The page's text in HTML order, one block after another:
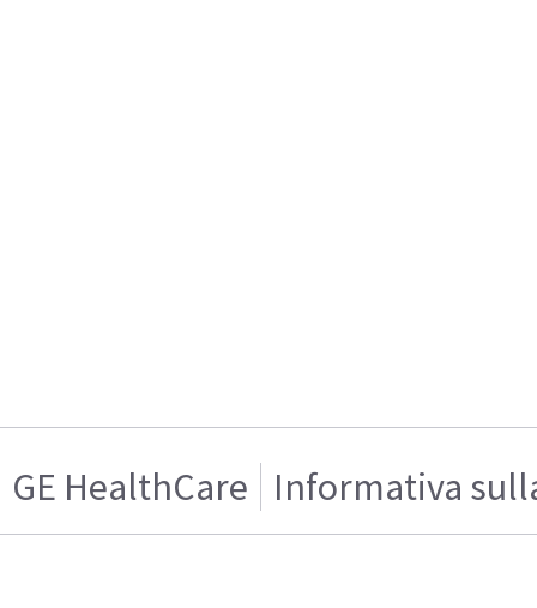
GE HealthCare Informativa